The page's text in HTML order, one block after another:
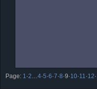
Page: 1 ·2 4·5·6·7·8·9·10·11 ·12·